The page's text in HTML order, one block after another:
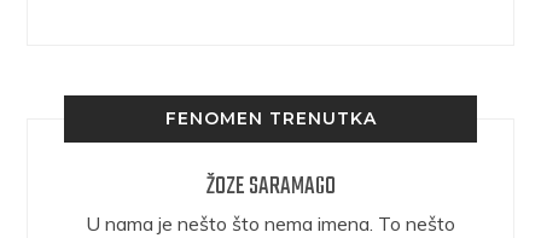
FENOMEN TRENUTKA
ŽOZE SARAMAGO
U nama je nešto što nema imena. To nešto